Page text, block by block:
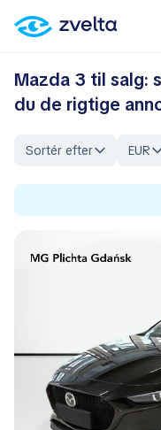
Mazda 3 til salg:
du de rigtige
Sortér efter EUR